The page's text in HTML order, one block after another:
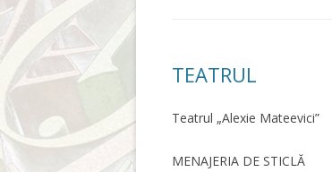
TEATRUL
Teatrul „Alexie Mateevici”
MENAJERIA DE STICLĂ